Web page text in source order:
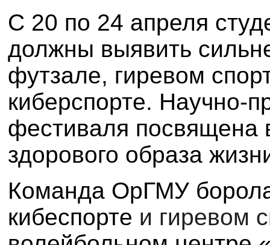
С 20 по 24 апреля
должны выявить
футзале, гиревом
киберспорте. Научно-
фестиваля посвящена
здорового образа
Команда ОрГМУ
кибеспорте и гиревом